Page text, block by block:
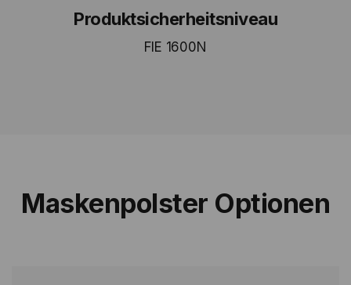
Produktsicherheitsniveau
FIE 1600N
Maskenpolster Optionen